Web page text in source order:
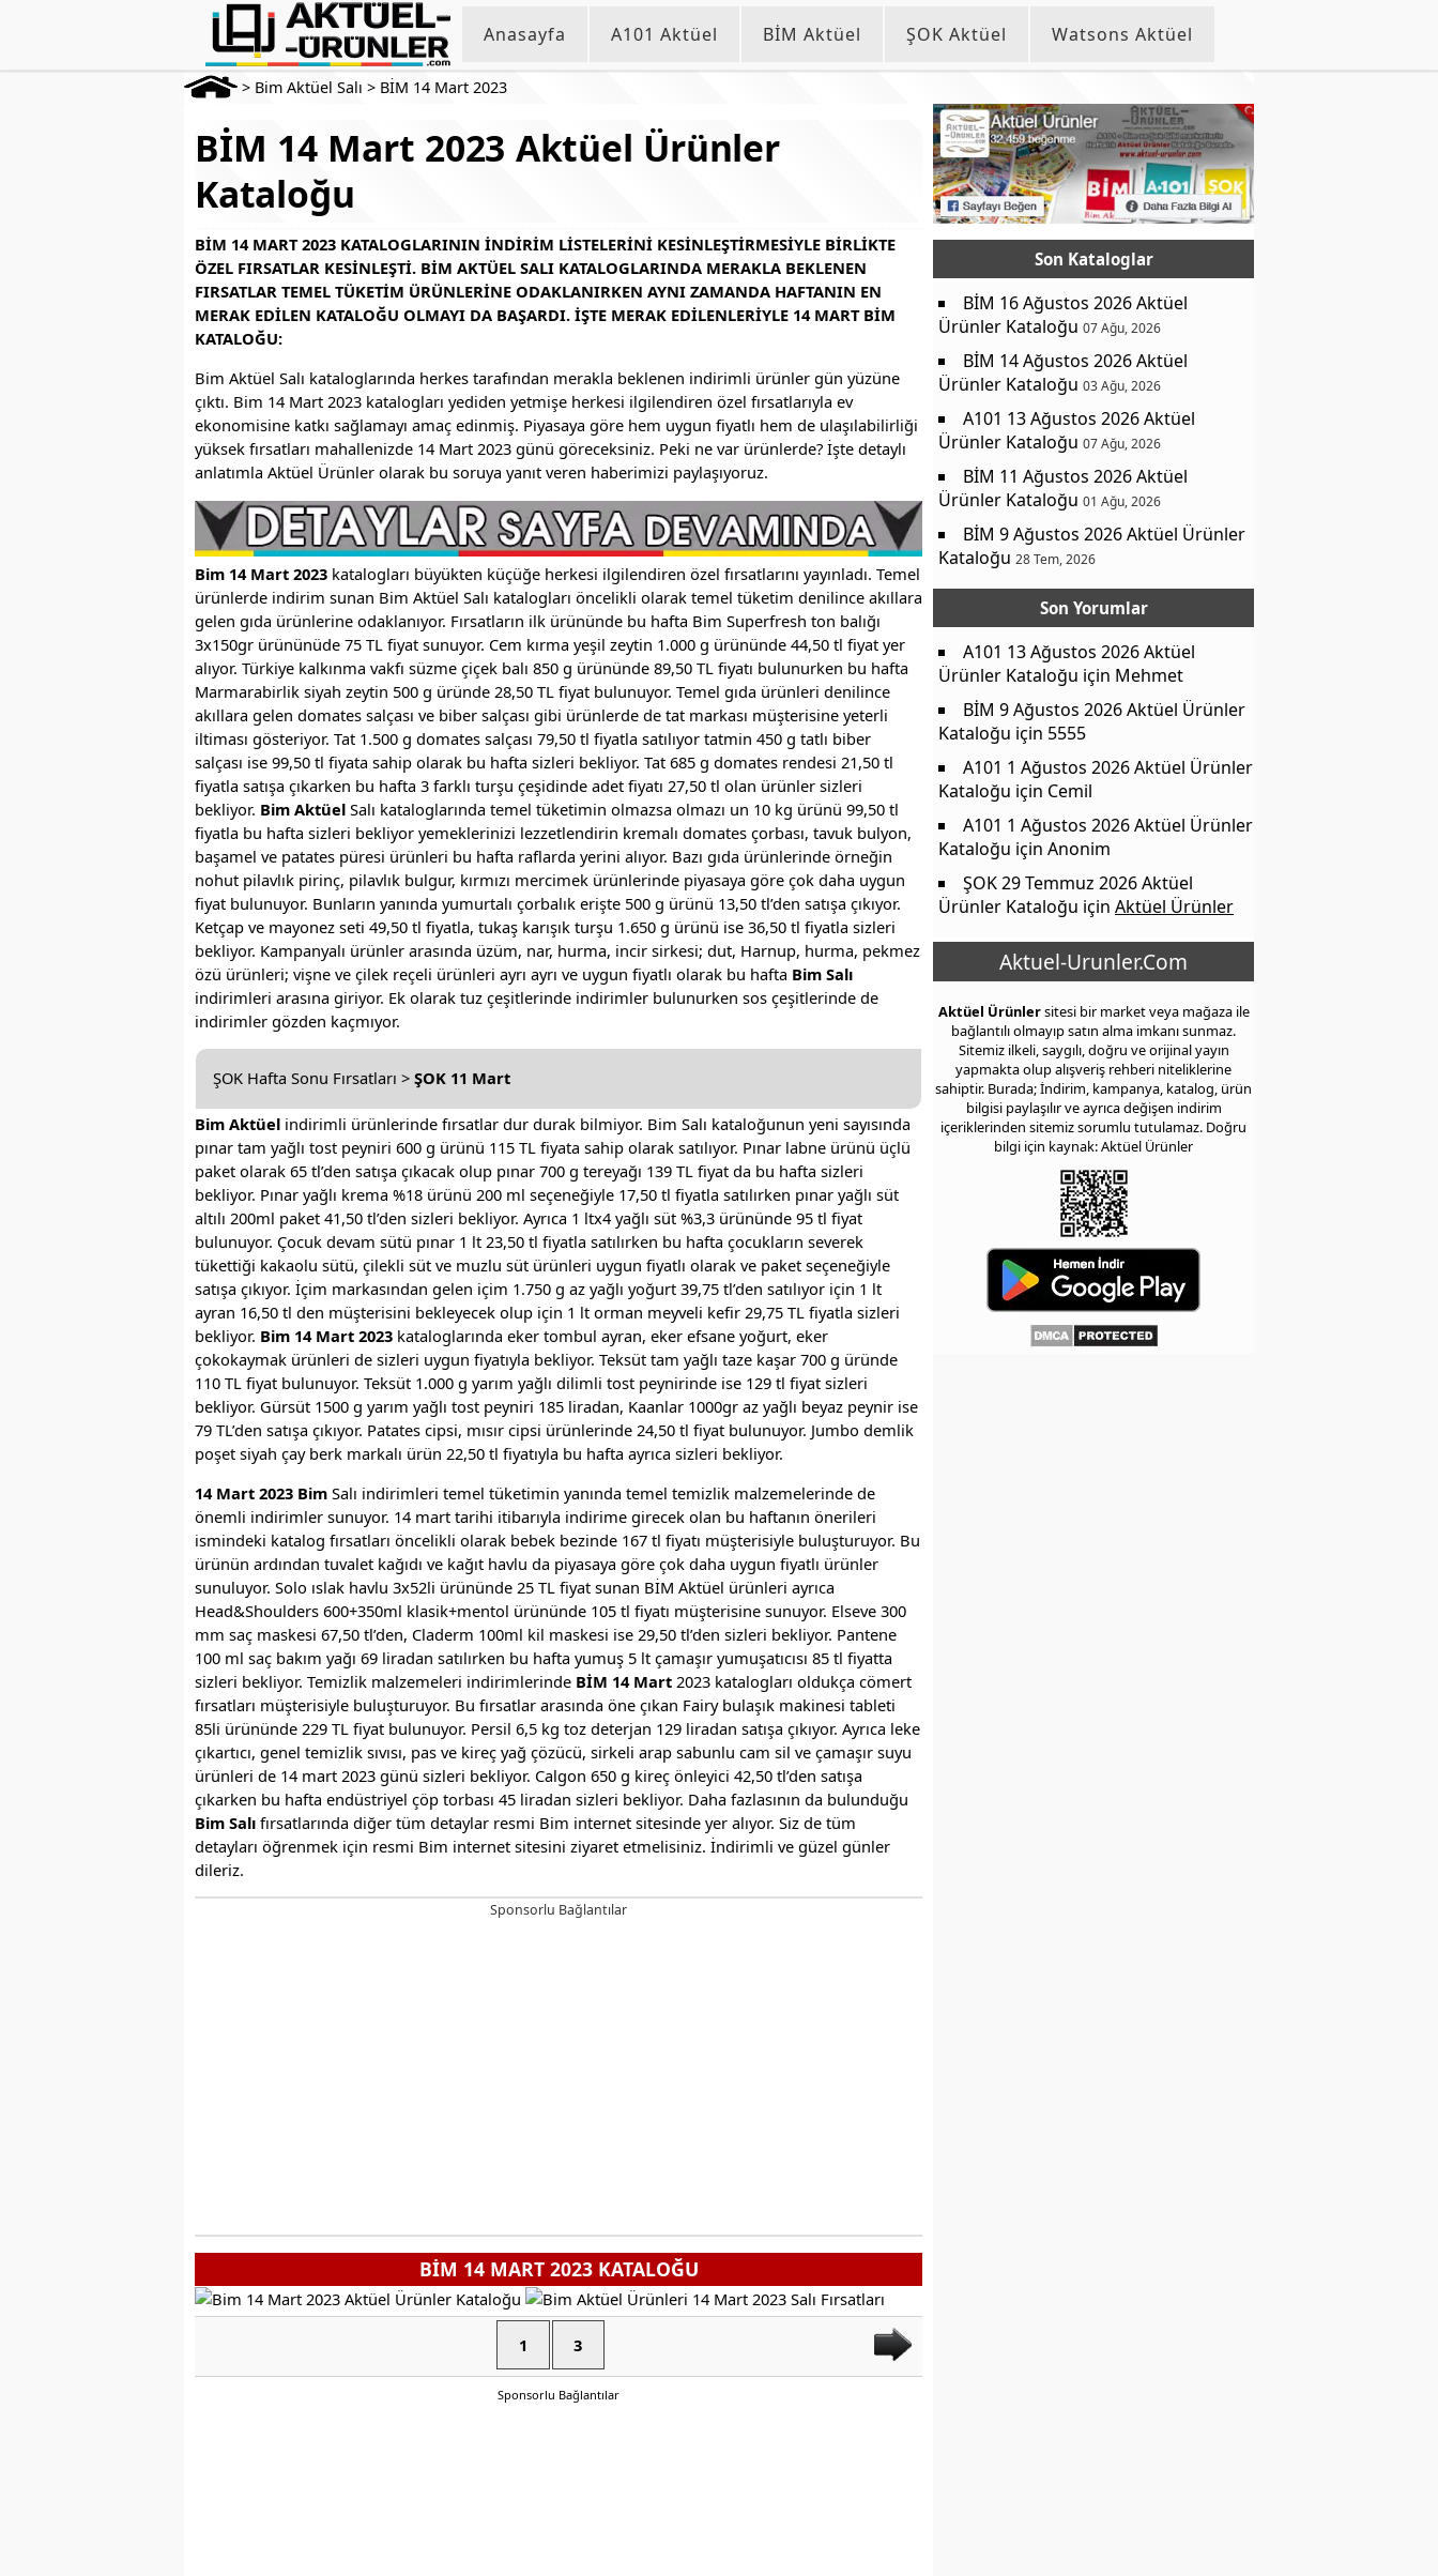
Anasayfa A101 Aktüel BİM Aktüel ŞOK Aktüel Watsons Aktüel
> Bim Aktüel Salı > BİM 14 Mart 2023
BİM 14 Mart 2023 Aktüel Ürünler
Kataloğu
BİM 14 MART 2023 KATALOGLARININ INDIRIM LISTELERINI KESINLEŞTIRMESIYLE BIRLIKTE
ÖZEL FIRSATLAR KESINLEŞTI. BIM AKTÜEL SALI KATALOGLARINDA MERAKLA BEKLENEN
FIRSATLAR TEMEL TÜKETIM ÜRÜNLERINE ODAKLANIRKEN AYNI ZAMANDA HAFTANIN EN
MERAK EDILEN KATALOĞU OLMAYI DA BAŞARDI. İŞTE MERAK EDILENLERIYLE 14 MART BIM
KATALOĞU:
Bim Aktüel Salı kataloglarında herkes tarafından merakla beklenen indirimli ürünler gün yüzüne
çıktı. Bim 14 Mart 2023 katalogları yediden yetmişe herkesi ilgilendiren özel fırsatlarıyla ev
ekonomisine katkı sağlamayı amaç edinmiş. Piyasaya göre hem uygun fiyatlı hem de ulaşılabilirliği
yüksek fırsatları mahallenizde 14 Mart 2023 günü göreceksiniz. Peki ne var ürünlerde? İşte detaylı
anlatımla Aktüel Ürünler olarak bu soruya yanıt veren haberimizi paylaşıyoruz.
Bim 14 Mart 2023 katalogları büyükten küçüğe herkesi ilgilendiren özel fırsatlarını yayınladı. Temel
ürünlerde indirim sunan Bim Aktüel Salı katalogları öncelikli olarak temel tüketim denilince akıllara
gelen gıda ürünlerine odaklanıyor. Fırsatların ilk ürününde bu hafta Bim Superfresh ton balığı
3x150gr ürününüde 75 TL fiyat sunuyor. Cem kırma yeşil zeytin 1.000 g ürününde 44,50 tl fiyat yer
alıyor. Türkiye kalkınma vakfı süzme çiçek balı 850 g ürününde 89,50 TL fiyatı bulunurken bu hafta
Marmarabirlik siyah zeytin 500 g üründe 28,50 TL fiyat bulunuyor. Temel gıda ürünleri denilince
akıllara gelen domates salçası ve biber salçası gibi ürünlerde de tat markası müşterisine yeterli
iltiması gösteriyor. Tat 1.500 g domates salçası 79,50 tl fiyatla satılıyor tatmin 450 g tatlı biber
salçası ise 99,50 tl fiyata sahip olarak bu hafta sizleri bekliyor. Tat 685 g domates rendesi 21,50 tl
fiyatla satışa çıkarken bu hafta 3 farklı turşu çeşidinde adet fiyatı 27,50 tl olan ürünler sizleri
bekliyor. Bim Aktüel Salı kataloglarında temel tüketimin olmazsa olmazı un 10 kg ürünü 99,50 tl
fiyatla bu hafta sizleri bekliyor yemeklerinizi lezzetlendirin kremalı domates çorbası, tavuk bulyon,
başamel ve patates püresi ürünleri bu hafta raflarda yerini alıyor. Bazı gıda ürünlerinde örneğin
nohut pilavlık pirinç, pilavlık bulgur, kırmızı mercimek ürünlerinde piyasaya göre çok daha uygun
fiyat bulunuyor. Bunların yanında yumurtalı çorbalık erişte 500 g ürünü 13,50 tl’den satışa çıkıyor.
Ketçap ve mayonez seti 49,50 tl fiyatla, tukaş karışık turşu 1.650 g ürünü ise 36,50 tl fiyatla sizleri
bekliyor. Kampanyalı ürünler arasında üzüm, nar, hurma, incir sirkesi; dut, Harnup, hurma, pekmez
özü ürünleri; vişne ve çilek reçeli ürünleri ayrı ayrı ve uygun fiyatlı olarak bu hafta Bim Salı
indirimleri arasına giriyor. Ek olarak tuz çeşitlerinde indirimler bulunurken sos çeşitlerinde de
indirimler gözden kaçmıyor.
ŞOK Hafta Sonu Fırsatları > ŞOK 11 Mart
Bim Aktüel indirimli ürünlerinde fırsatlar dur durak bilmiyor. Bim Salı kataloğunun yeni sayısında
pınar tam yağlı tost peyniri 600 g ürünü 115 TL fiyata sahip olarak satılıyor. Pınar labne ürünü üçlü
paket olarak 65 tl’den satışa çıkacak olup pınar 700 g tereyağı 139 TL fiyat da bu hafta sizleri
bekliyor. Pınar yağlı krema %18 ürünü 200 ml seçeneğiyle 17,50 tl fiyatla satılırken pınar yağlı süt
altılı 200ml paket 41,50 tl’den sizleri bekliyor. Ayrıca 1 ltx4 yağlı süt %3,3 ürününde 95 tl fiyat
bulunuyor. Çocuk devam sütü pınar 1 lt 23,50 tl fiyatla satılırken bu hafta çocukların severek
tükettiği kakaolu sütü, çilekli süt ve muzlu süt ürünleri uygun fiyatlı olarak ve paket seçeneğiyle
satışa çıkıyor. İçim markasından gelen içim 1.750 g az yağlı yoğurt 39,75 tl’den satılıyor için 1 lt
ayran 16,50 tl den müşterisini bekleyecek olup için 1 lt orman meyveli kefir 29,75 TL fiyatla sizleri
bekliyor. Bim 14 Mart 2023 kataloglarında eker tombul ayran, eker efsane yoğurt, eker
çokokaymak ürünleri de sizleri uygun fiyatıyla bekliyor. Teksüt tam yağlı taze kaşar 700 g üründe
110 TL fiyat bulunuyor. Teksüt 1.000 g yarım yağlı dilimli tost peynirinde ise 129 tl fiyat sizleri
bekliyor. Gürsüt 1500 g yarım yağlı tost peyniri 185 liradan, Kaanlar 1000gr az yağlı beyaz peynir ise
79 TL’den satışa çıkıyor. Patates cipsi, mısır cipsi ürünlerinde 24,50 tl fiyat bulunuyor. Jumbo demlik
poşet siyah çay berk markalı ürün 22,50 tl fiyatıyla bu hafta ayrıca sizleri bekliyor.
14 Mart 2023 Bim Salı indirimleri temel tüketimin yanında temel temizlik malzemelerinde de
önemli indirimler sunuyor. 14 mart tarihi itibarıyla indirime girecek olan bu haftanın önerileri
ismindeki katalog fırsatları öncelikli olarak bebek bezinde 167 tl fiyatı müşterisiyle buluşturuyor. Bu
ürünün ardından tuvalet kağıdı ve kağıt havlu da piyasaya göre çok daha uygun fiyatlı ürünler
sunuluyor. Solo ıslak havlu 3x52li ürününde 25 TL fiyat sunan BİM Aktüel ürünleri ayrıca
Head&Shoulders 600+350ml klasik+mentol ürününde 105 tl fiyatı müşterisine sunuyor. Elseve 300
mm saç maskesi 67,50 tl’den, Claderm 100ml kil maskesi ise 29,50 tl’den sizleri bekliyor. Pantene
100 ml saç bakım yağı 69 liradan satılırken bu hafta yumuş 5 lt çamaşır yumuşatıcısı 85 tl fiyatta
sizleri bekliyor. Temizlik malzemeleri indirimlerinde BİM 14 Mart 2023 katalogları oldukça cömert
fırsatları müşterisiyle buluşturuyor. Bu fırsatlar arasında öne çıkan Fairy bulaşık makinesi tableti
85li ürününde 229 TL fiyat bulunuyor. Persil 6,5 kg toz deterjan 129 liradan satışa çıkıyor. Ayrıca leke
çıkartıcı, genel temizlik sıvısı, pas ve kireç yağ çözücü, sirkeli arap sabunlu cam sil ve çamaşır suyu
ürünleri de 14 mart 2023 günü sizleri bekliyor. Calgon 650 g kireç önleyici 42,50 tl’den satışa
çıkarken bu hafta endüstriyel çöp torbası 45 liradan sizleri bekliyor. Daha fazlasının da bulunduğu
Bim Salı fırsatlarında diğer tüm detaylar resmi Bim internet sitesinde yer alıyor. Siz de tüm
detayları öğrenmek için resmi Bim internet sitesini ziyaret etmelisiniz. İndirimli ve güzel günler
dileriz.
Sponsorlu Bağlantılar
BİM 14 MART 2023 KATALOĞU
1 3
Sponsorlu Bağlantılar
Son Kataloglar
BİM 16 Ağustos 2026 Aktüel
Ürünler Kataloğu 07 Ağu, 2026
BİM 14 Ağustos 2026 Aktüel
Ürünler Kataloğu 03 Ağu, 2026
A101 13 Ağustos 2026 Aktüel
Ürünler Kataloğu 07 Ağu, 2026
BİM 11 Ağustos 2026 Aktüel
Ürünler Kataloğu 01 Ağu, 2026
BİM 9 Ağustos 2026 Aktüel Ürünler
Kataloğu 28 Tem, 2026
Son Yorumlar
A101 13 Ağustos 2026 Aktüel
Ürünler Kataloğu için Mehmet
BİM 9 Ağustos 2026 Aktüel Ürünler
Kataloğu için 5555
A101 1 Ağustos 2026 Aktüel Ürünler
Kataloğu için Cemil
A101 1 Ağustos 2026 Aktüel Ürünler
Kataloğu için Anonim
ŞOK 29 Temmuz 2026 Aktüel
Ürünler Kataloğu için Aktüel Ürünler
Aktuel-Urunler.Com
Aktüel Ürünlersitesi bir market veya mağaza ile
bağlantılı olmayıp satın alma imkanı sunmaz.
Sitemiz ilkeli, saygılı, doğru ve orijinal yayın
yapmakta olup alışveriş rehberi niteliklerine
sahiptir. Burada; İndirim, kampanya, katalog, ürün
bilgisi paylaşılır ve ayrıca değişen indirim
içeriklerinden sitemiz sorumlu tutulamaz. Doğru
bilgi için kaynak: Aktüel Ürünler